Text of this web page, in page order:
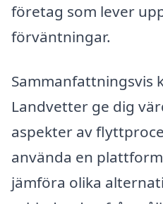
företag som lever
förväntningar.
Sammanfattningsvis
Landvetter ge dig
aspekter av
använda en
jämföra olika